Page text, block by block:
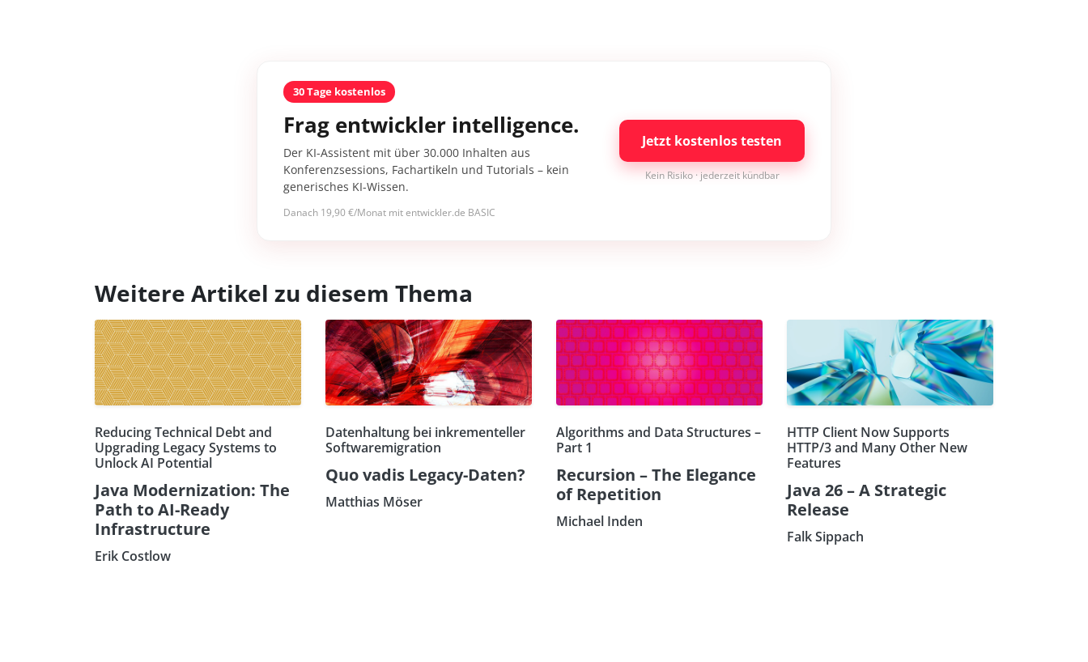
30 Tage kostenlos
Frag entwickler intelligence.
Der KI-Assistent mit über 30.000 Inhalten aus
Konferenzsessions, Fachartikeln und Tutorials – kein
generisches KI-Wissen.
Danach 19,90 €/Monat mit entwickler.de BASIC
Jetzt kostenlos testen
Kein Risiko · jederzeit kündbar
Weitere Artikel zu diesem Thema
Reducing Technical Debt and
Upgrading Legacy Systems to
Unlock AI Potential
Java Modernization: The
Path to AI-Ready
Infrastructure
Erik Costlow
Datenhaltung bei inkrementeller
Softwaremigration
Quo vadis Legacy-Daten?
Matthias Möser
Algorithms and Data Structures –
Part 1
Recursion – The Elegance
of Repetition
Michael Inden
HTTP Client Now Supports
HTTP/3 and Many Other New
Features
Java 26 – A Strategic
Release
Falk Sippach